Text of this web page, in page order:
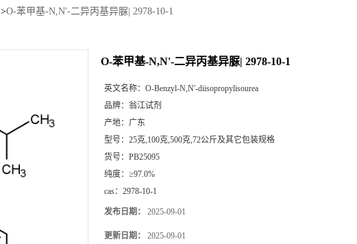
>O-苯甲基-N,N'-二异丙基异脲| 2978-10-1
O-苯甲基-N,N'-二异丙基异脲| 2978-10-1
英文名称： O-Benzyl-N,N'-diisopropylisourea
品牌： 翁江试剂
产地： 广东
型号： 25克,100克,500克,72公斤及其它包装规格
货号： PB25095
纯度： ≥97.0%
cas： 2978-10-1
发布日期： 2025-09-01
更新日期： 2025-09-01